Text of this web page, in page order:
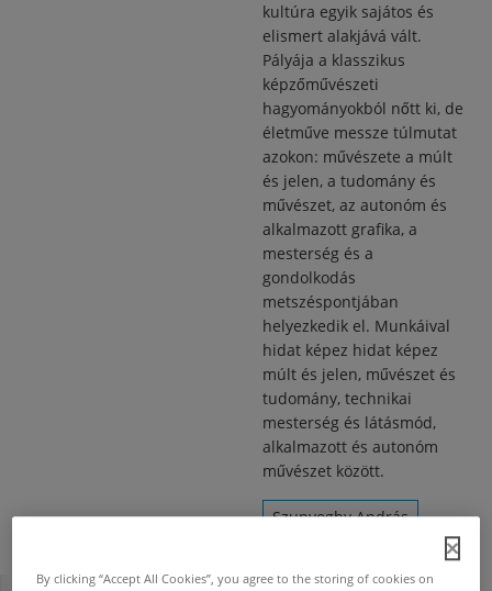
kultúra egyik sajátos és
elismert alakjává vált.
Pályája a klasszikus
képzőművészeti
hagyományokból nőtt ki, de
életműve messze túlmutat
azokon: művészete a múlt
és jelen, a tudomány és
művészet, az autonóm és
alkalmazott grafika, a
mesterség és a
gondolkodás
metszéspontjában
helyezkedik el. Munkáival
hidat képez hidat képez
múlt és jelen, művészet és
tudomány, technikai
mesterség és látásmód,
alkalmazott és autonóm
művészet között.
Szunyoghy András
By clicking “Accept All Cookies”, you agree to the storing of cookies on